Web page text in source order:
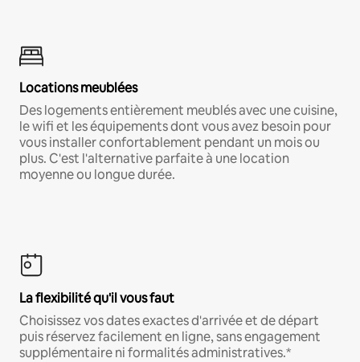
Locations meublées
Des logements entièrement meublés avec une cuisine,
le wifi et les équipements dont vous avez besoin pour
vous installer confortablement pendant un mois ou
plus. C'est l'alternative parfaite à une location
moyenne ou longue durée.
La flexibilité qu'il vous faut
Choisissez vos dates exactes d'arrivée et de départ
puis réservez facilement en ligne, sans engagement
supplémentaire ni formalités administratives.*